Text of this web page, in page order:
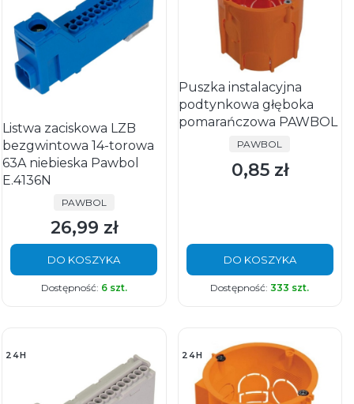
Listwa zaciskowa LZB
bezgwintowa 14-torowa
63A niebieska Pawbol
E.4136N
PRODUCENT
PAWBOL
Cena
26,99 zł
DO KOSZYKA
Dostępność: 6 szt.
Puszka instalacyjna
podtynkowa głęboka
pomarańczowa PAWBOL
PRODUCENT
PAWBOL
Cena
0,85 zł
DO KOSZYKA
Dostępność:333 szt.
24H 24H